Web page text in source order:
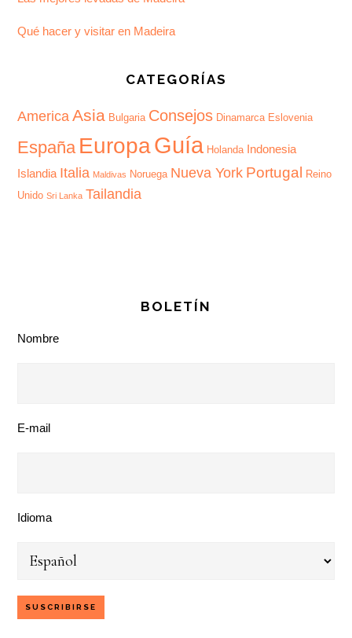
Qué hacer y visitar en Madeira
CATEGORÍAS
America Asia Bulgaria Consejos Dinamarca Eslovenia
España EuropaGuía Holanda Indonesia
Islandia Italia Maldivas Noruega Nueva York Portugal Reino
Unido Sri Lanka Tailandia
BOLETÍN
Nombre
E-mail
Idioma